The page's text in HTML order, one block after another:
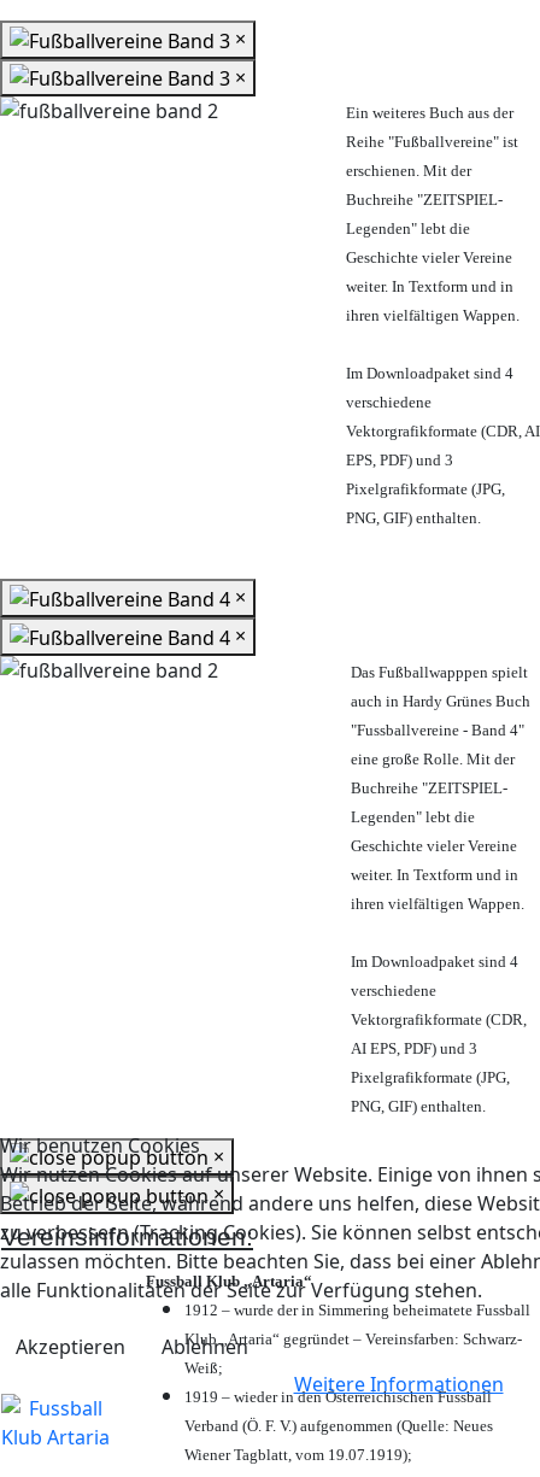
Wir benutzen Cookies
Wir nutzen Cookies auf unserer Website. Einige von ihnen
Betrieb der Seite, während andere uns helfen, diese
zu verbessern (Tracking Cookies). Sie können selbst
zulassen möchten. Bitte beachten Sie, dass bei einer
alle Funktionalitäten der Seite zur Verfügung stehen.
Akzeptieren
Ablehnen
Weitere Informationen
×
×
Ein weiteres Buch aus der
Reihe "Fußballvereine" ist
erschienen. Mit der
Buchreihe "ZEITSPIEL-
Legenden" lebt die
Geschichte vieler Vereine
weiter. In Textform und in
ihren vielfältigen Wappen.
Im Downloadpaket sind 4
verschiedene
Vektorgrafikformate (CDR, AI
EPS, PDF) und 3
Pixelgrafikformate (JPG,
PNG, GIF) enthalten.
×
×
Das Fußballwapppen spielt
auch in Hardy Grünes Buch
"Fussballvereine - Band 4"
eine große Rolle. Mit der
Buchreihe "ZEITSPIEL-
Legenden" lebt die
Geschichte vieler Vereine
weiter. In Textform und in
ihren vielfältigen Wappen.
Im Downloadpaket sind 4
verschiedene
Vektorgrafikformate (CDR,
AI EPS, PDF) und 3
Pixelgrafikformate (JPG,
PNG, GIF) enthalten.
×
×
Vereinsinformationen:
Fussball Klub „Artaria“
1912 – wurde der in Simmering beheimatete Fussball
Klub „Artaria“ gegründet – Vereinsfarben: Schwarz-
Weiß;
1919 – wieder in den Österreichischen Fussball
Verband (Ö. F. V.) aufgenommen (Quelle: Neues
Wiener Tagblatt, vom 19.07.1919);